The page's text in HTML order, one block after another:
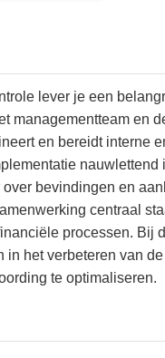
lever je een
managementteam en
en bereidt interne
nauwlettend
bevindingen en
centraal
processen. Bij
het verbeteren van
te optimaliseren.